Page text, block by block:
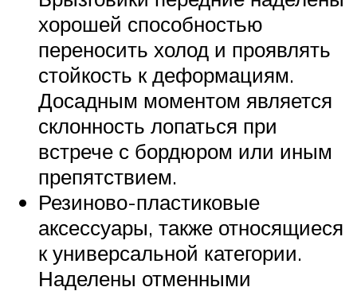
хорошей способностью
переносить холод и проявлять
стойкость к деформациям.
Досадным моментом является
склонность лопаться при
встрече с бордюром или иным
препятствием.
Резиново-пластиковые
аксессуары, также относящиеся
к универсальной категории.
Наделены отменными